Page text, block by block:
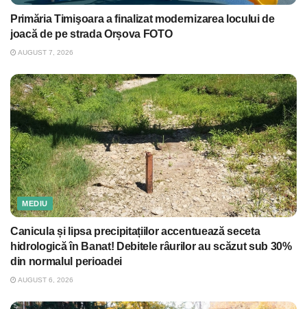
Primăria Timişoara a finalizat modernizarea locului de
joacă de pe strada Orșova FOTO
AUGUST 7, 2026
MEDIU
Canicula și lipsa precipitațiilor accentuează seceta
hidrologică în Banat! Debitele râurilor au scăzut sub 30%
din normalul perioadei
AUGUST 6, 2026